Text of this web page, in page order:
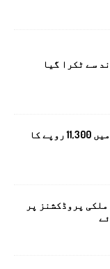
سے ٹکرا گیا
پاکستان میں سونے کی قیمت میں 11,300 روپے کا
پروڈکشنز پر